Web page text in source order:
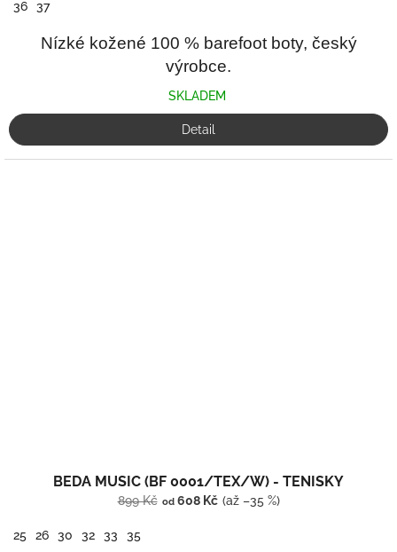
36 37
Nízké kožené 100 % barefoot boty, český
výrobce.
SKLADEM
Detail
BEDA MUSIC (BF 0001/TEX/W) - TENISKY
899 Kč od608 Kč (až –35 %)
25 26 30 32 33 35